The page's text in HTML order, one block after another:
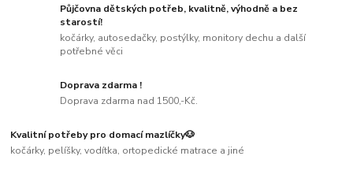
Půjčovna dětských potřeb, kvalitně, výhodně a bez
starostí!
kočárky, autosedačky, postýlky, monitory dechu a další
potřebné věci
Doprava zdarma !
Doprava zdarma nad 1500,-Kč.
Kvalitní potřeby pro domací mazlíčky🐶
kočárky, pelíšky, vodítka, ortopedické matrace a jiné